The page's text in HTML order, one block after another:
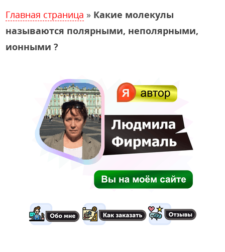
Главная страница » Какие молекулы
называются полярными, неполярными,
ионными ?